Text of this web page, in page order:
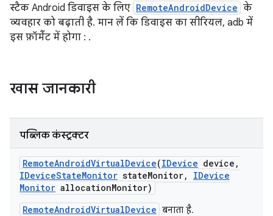
स्टैक Android डिवाइस के लिए RemoteAndroidDevice के
व्यवहार को बढ़ाती है. मान लें कि डिवाइस का सीरियल, adb में
इस फ़ॉर्मैट में होगा : .
खास जानकारी
पब्लिक कंस्ट्रक्टर
RemoteAndroidVirtualDevice(IDevice device ,
IDeviceStateMonitor stateMonitor,
IDevice
Monitor allocationMonitor)
RemoteAndroidVirtualDevice बनाता है.